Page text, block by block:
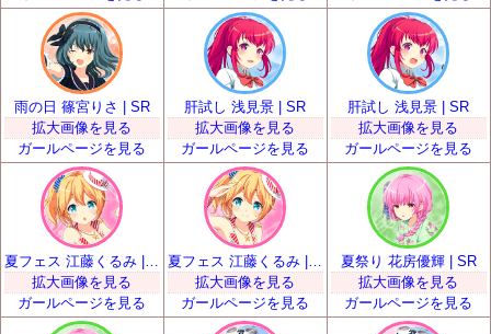
雨の日 篠宮りさ | SR
拡大画像を見る
ガールページを見る
肝試し 浅見景 | SR
拡大画像を見る
ガールページを見る
肝試し 浅見景 | SR
拡大画像を見る
ガールページを見る
拡大画像を見る
ガールページを見る
夏フェス 江藤くるみ | SR
拡大画像を見る
ガールページを見る
夏祭り 花房優輝 | SR
拡大画像を見る
ガールページを見る